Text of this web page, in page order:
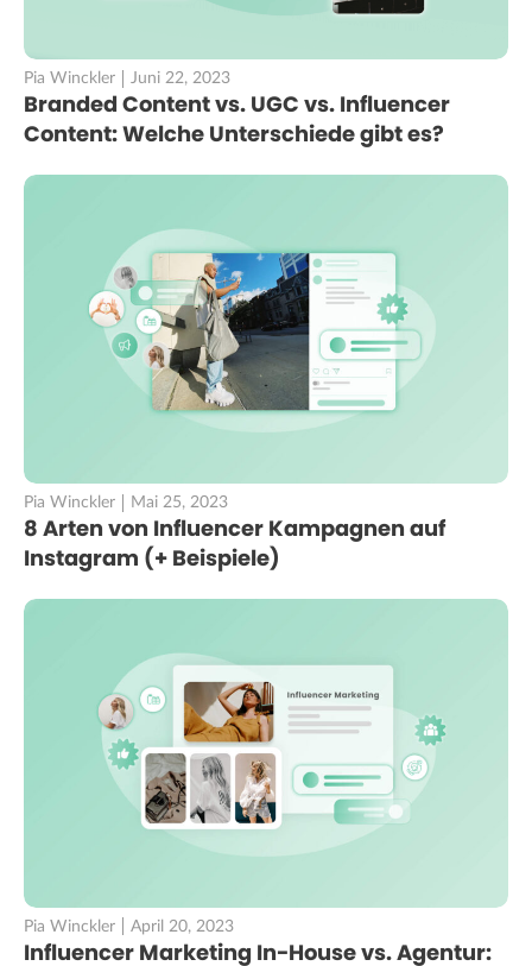
Pia Winckler Juni 22, 2023
Branded Content vs. UGC vs. Influencer
Content: Welche Unterschiede gibt es?
Pia Winckler Mai 25, 2023
8 Arten von Influencer Kampagnen auf
Instagram (+ Beispiele)
Pia Winckler April 20, 2023
Influencer Marketing In-House vs. Agentur: